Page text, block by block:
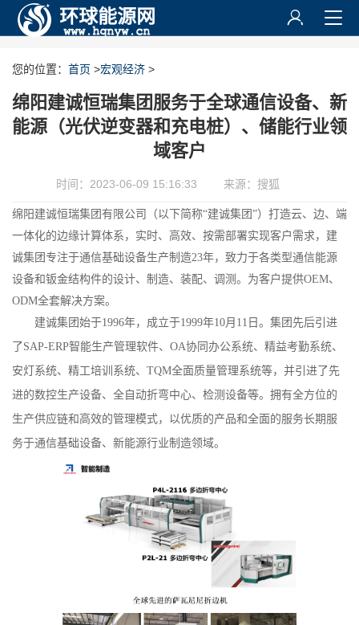
您的位置： 首页 >宏观经济 >
绵阳建诚恒瑞集团服务于全球通信设备、新
能源（光伏逆变器和充电桩）、储能行业领
域客户
时间：2023-06-09 15:16:33 来源：搜狐
绵阳建诚恒瑞集团有限公司（以下简称“建诚集团”）打造云、边、端
一体化的边缘计算体系，实时、高效、按需部署实现客户需求，建
诚集团专注于通信基础设备生产制造23年，致力于各类型通信能源
设备和钣金结构件的设计、制造、装配、调测。为客户提供OEM、
ODM全套解决方案。
建诚集团始于1996年，成立于1999年10月11日。集团先后引进
了SAP-ERP智能生产管理软件、OA协同办公系统、精益考勤系统、
安灯系统、精工培训系统、TQM全面质量管理系统等，并引进了先
进的数控生产设备、全自动折弯中心、检测设备等。拥有全方位的
生产供应链和高效的管理模式，以优质的产品和全面的服务长期服
务于通信基础设备、新能源行业制造领域。